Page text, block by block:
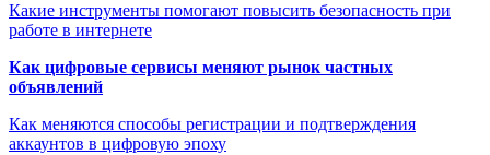
Какие инструменты помогают повысить безопасность при
работе в интернете
Как цифровые сервисы меняют рынок частных
объявлений
Как меняются способы регистрации и подтверждения
аккаунтов в цифровую эпоху